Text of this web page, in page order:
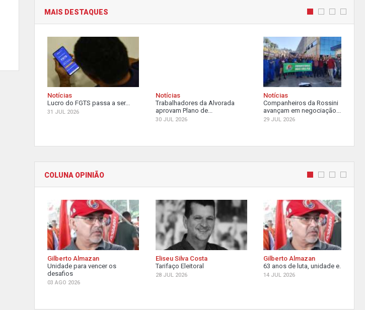
MAIS DESTAQUES
Notícias
Lucro do FGTS passa a ser...
31 JUL 2026
Notícias
Trabalhadores da Alvorada
aprovam Plano de...
30 JUL 2026
Notícias
Companheiros da Rossini
avançam em negociação...
29 JUL 2026
COLUNA OPINIÃO
Gilberto Almazan
Unidade para vencer os
desafios
03 AGO 2026
Eliseu Silva Costa
Tarifaço Eleitoral
28 JUL 2026
Gilberto Almazan
63 anos de luta, unidade e...
14 JUL 2026